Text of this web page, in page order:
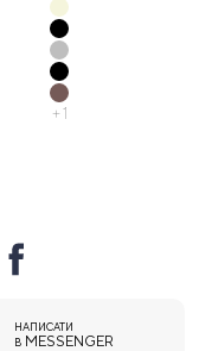
+1
НАПИСАТИ
В MESSENGER